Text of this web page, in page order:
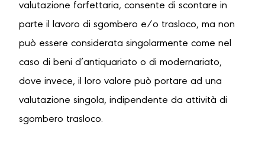
valutazione forfettaria, consente di scontare in
parte il lavoro di sgombero e/o trasloco, ma non
può essere considerata singolarmente come nel
caso di beni d’antiquariato o di modernariato,
dove invece, il loro valore può portare ad una
valutazione singola, indipendente da attività di
sgombero trasloco.